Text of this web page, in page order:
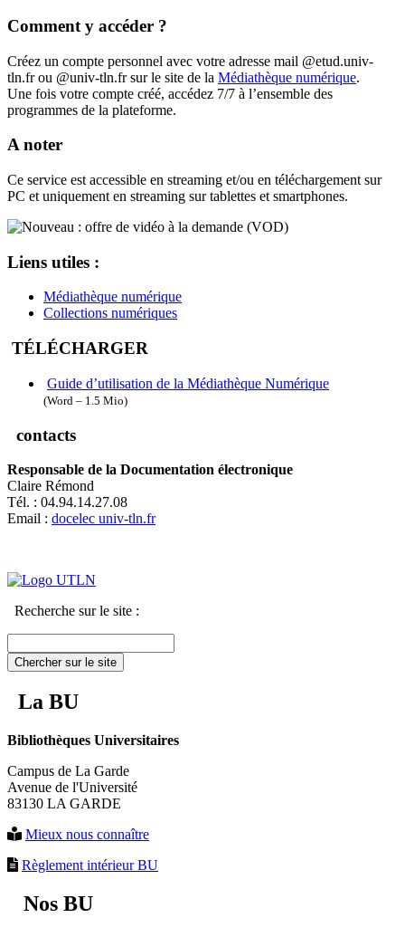
Comment y accéder ?
Créez un compte personnel avec votre adresse mail @etud.univ-
tln.fr ou @univ-tln.fr sur le site de la Médiathèque numérique.
Une fois votre compte créé, accédez 7/7 à l’ensemble des
programmes de la plateforme.
A noter
Ce service est accessible en streaming et/ou en téléchargement sur
PC et uniquement en streaming sur tablettes et smartphones.
Liens utiles :
Médiathèque numérique
Collections numériques
TÉLÉCHARGER
Guide d’utilisation de la Médiathèque Numérique
(Word – 1.5 Mio)
contacts
Responsable de la Documentation électronique
Claire Rémond
Tél. : 04.94.14.27.08
Email : docelec univ-tln.fr
Recherche sur le site :
Chercher sur le site
La BU
Bibliothèques Universitaires
Campus de La Garde
Avenue de l'Université
83130 LA GARDE
Mieux nous connaître
Règlement intérieur BU
Nos BU